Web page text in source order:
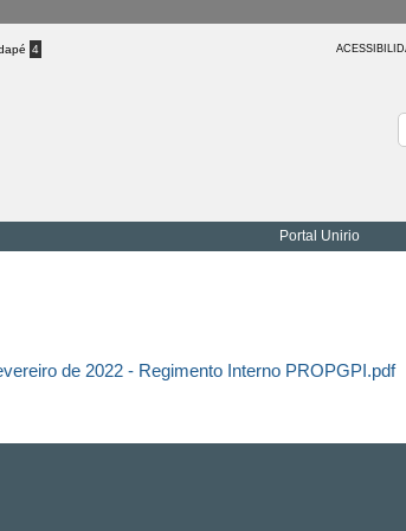
4
Portal Unirio
de 2022 - Regimento Interno PROPGPI.pdf